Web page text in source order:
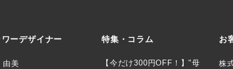
ワーデザイナー
由美
特集・コラム
【今だけ300円OFF！】"母
お
株